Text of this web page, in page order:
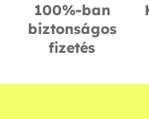
100%-ban
biztonságos
fizetés